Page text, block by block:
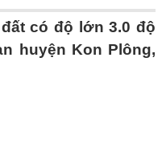
có độ lớn 3.0 độ
huyện Kon Plông,